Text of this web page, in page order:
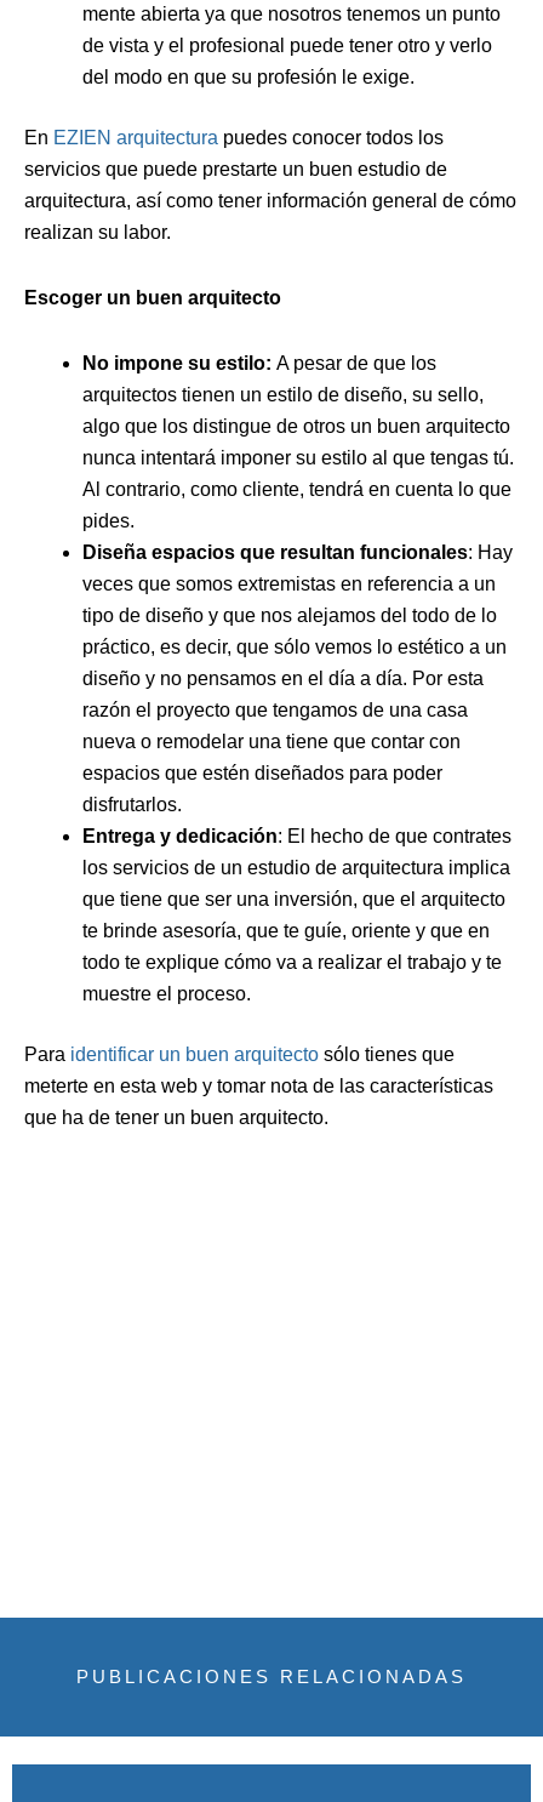
mente abierta ya que nosotros tenemos un punto
de vista y el profesional puede tener otro y verlo
del modo en que su profesión le exige.
En EZIEN arquitectura puedes conocer todos los
servicios que puede prestarte un buen estudio de
arquitectura, así como tener información general de cómo
realizan su labor.
Escoger un buen arquitecto
No impone su estilo: A pesar de que los
arquitectos tienen un estilo de diseño, su sello,
algo que los distingue de otros un buen arquitecto
nunca intentará imponer su estilo al que tengas tú.
Al contrario, como cliente, tendrá en cuenta lo que
pides.
Diseña espacios que resultan funcionales: Hay
veces que somos extremistas en referencia a un
tipo de diseño y que nos alejamos del todo de lo
práctico, es decir, que sólo vemos lo estético a un
diseño y no pensamos en el día a día. Por esta
razón el proyecto que tengamos de una casa
nueva o remodelar una tiene que contar con
espacios que estén diseñados para poder
disfrutarlos.
Entrega y dedicación: El hecho de que contrates
los servicios de un estudio de arquitectura implica
que tiene que ser una inversión, que el arquitecto
te brinde asesoría, que te guíe, oriente y que en
todo te explique cómo va a realizar el trabajo y te
muestre el proceso.
Para identificar un buen arquitecto sólo tienes que
meterte en esta web y tomar nota de las características
que ha de tener un buen arquitecto.
PUBLICACIONES RELACIONADAS